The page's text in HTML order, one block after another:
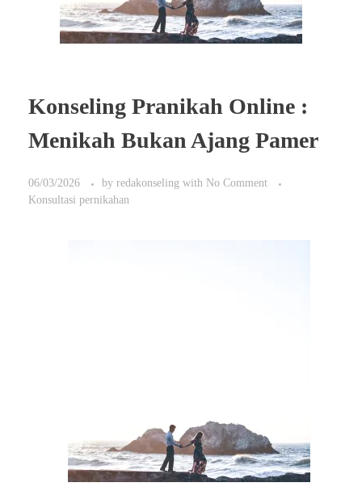
Konseling Pranikah Online :
Menikah Bukan Ajang Pamer
06/03/2026 by redakonseling with No Comment
Konsultasi pernikahan